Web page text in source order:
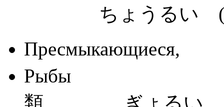
ちょうるい
Рыбы
類 ぎょるい